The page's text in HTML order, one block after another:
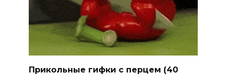
Прикольные гифки с перцем (40